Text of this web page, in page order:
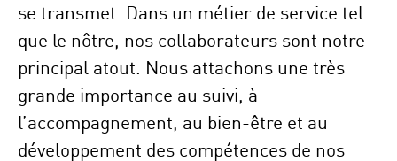
se transmet. Dans un métier de service tel
que le nôtre, nos collaborateurs sont notre
principal atout. Nous attachons une très
grande importance au suivi, à
l’accompagnement, au bien-être et au
développement des compétences de nos